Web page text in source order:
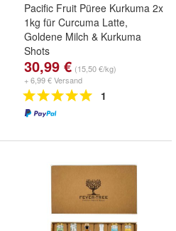
Pacific Fruit Püree Kurkuma 2x
1kg für Curcuma Latte,
Goldene Milch & Kurkuma
Shots
30,99 € (15,50 €/kg)
+ 6,99 € Versand
1